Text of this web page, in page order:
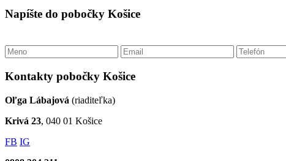
Napíšte do pobočky Košice
Kontakty pobočky Košice
Oľga Lábajová (riaditeľka)
Krivá 23, 040 01 Košice
FB IG